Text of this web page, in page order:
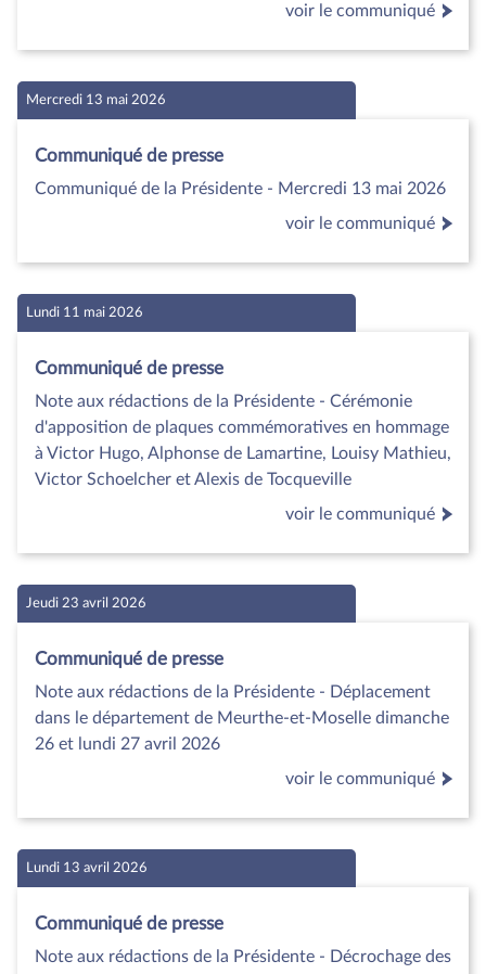
voir le communiqué
Mercredi 13 mai 2026
Communiqué de presse
Communiqué de la Présidente - Mercredi 13 mai 2026
voir le communiqué
Lundi 11 mai 2026
Communiqué de presse
Note aux rédactions de la Présidente - Cérémonie
d'apposition de plaques commémoratives en hommage
à Victor Hugo, Alphonse de Lamartine, Louisy Mathieu,
Victor Schoelcher et Alexis de Tocqueville
voir le communiqué
Jeudi 23 avril 2026
Communiqué de presse
Note aux rédactions de la Présidente - Déplacement
dans le département de Meurthe-et-Moselle dimanche
26 et lundi 27 avril 2026
voir le communiqué
Lundi 13 avril 2026
Communiqué de presse
Note aux rédactions de la Présidente - Décrochage des